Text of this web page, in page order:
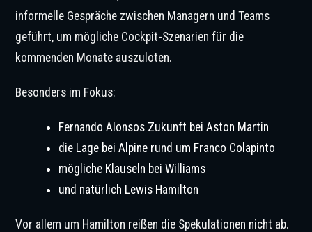
informelle Gespräche zwischen Managern und Teams
geführt, um mögliche Cockpit-Szenarien für die
kommenden Monate auszuloten.
Besonders im Fokus:
Fernando Alonsos Zukunft bei Aston Martin
die Lage bei Alpine rund um Franco Colapinto
mögliche Klauseln bei Williams
und natürlich Lewis Hamilton
Vor allem um Hamilton reißen die Spekulationen nicht ab.